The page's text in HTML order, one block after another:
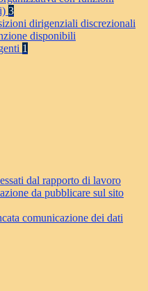
3
dirigenziali discrezionali
disponibili
1
dal rapporto di lavoro
da pubblicare sul sito
comunicazione dei dati